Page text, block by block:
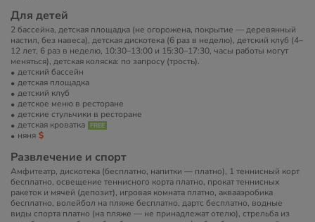
Для детей
2 бассейна, детская площадка (не огорожена, покрытие — деревянный
настил, без навеса), детская дискотека (6 раз в неделю), детский клуб (4–
12 лет, 6 раз в неделю, 10:30–13:00 и 15:30–17:30, часы работы могут
меняться), детская коляска: по запросу (трость).
детский бассейн
детская площадка
детский клуб
детское меню в ресторане
детские стульчики в ресторане
детская кроватка
няня
Развлечение и спорт
Амфитеатр, дискотека (бесплатно, напитки — платно), 1 теннисный корт
бесплатно, освещение теннисного корта платно, прокат теннисных
ракеток и мячей (депозит), игровая комната платно, аквааэробика
бесплатно, волейбол на пляже бесплатно, дартс бесплатно, водные
виды спорта платно (на пляже — не принадлежат отелю), стрельба из